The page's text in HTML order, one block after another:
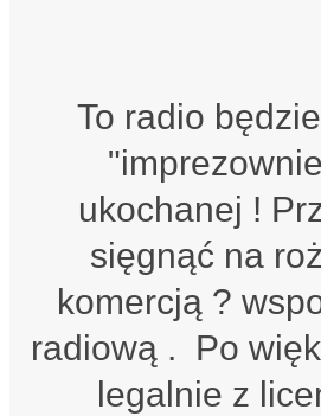
To radio
ukochanej !
sięgnąć na
komercją ?
radiową . Po
legalnie z